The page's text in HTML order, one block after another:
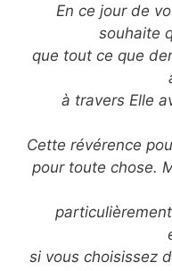
En ce jour de
souhaite
que tout ce que
à travers Elle
Cette révérence
pour toute chose.
si vous choisissez